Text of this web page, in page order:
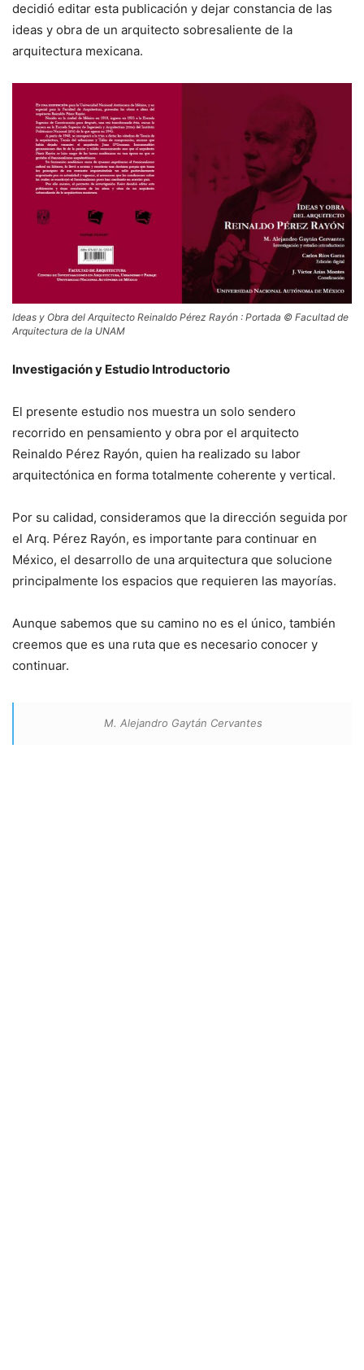
decidió editar esta publicación y dejar constancia de las
ideas y obra de un arquitecto sobresaliente de la
arquitectura mexicana.
Ideas y Obra del Arquitecto Reinaldo Pérez Rayón : Portada © Facultad de
Arquitectura de la UNAM
Investigación y Estudio Introductorio
El presente estudio nos muestra un solo sendero
recorrido en pensamiento y obra por el arquitecto
Reinaldo Pérez Rayón, quien ha realizado su labor
arquitectónica en forma totalmente coherente y vertical.
Por su calidad, consideramos que la dirección seguida por
el Arq. Pérez Rayón, es importante para continuar en
México, el desarrollo de una arquitectura que solucione
principalmente los espacios que requieren las mayorías.
Aunque sabemos que su camino no es el único, también
creemos que es una ruta que es necesario conocer y
continuar.
M. Alejandro Gaytán Cervantes